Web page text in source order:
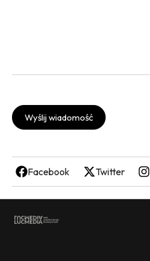
Wyślij wiadomość
Facebook Twitter